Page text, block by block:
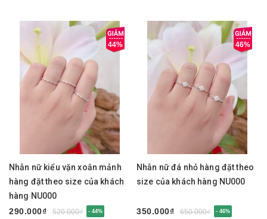
44%
Nhẫn nữ kiểu vặn xoắn mảnh
hàng đặt theo size của khách
hàng NU000
290.000₫
520.000₫ - 44%
46%
Nhẫn nữ đá nhỏ hàng đặt theo
size của khách hàng NU000
350.000₫ 650.000₫ - 46%